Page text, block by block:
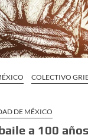
COLECTIVO
DE MÉXICO
a 100